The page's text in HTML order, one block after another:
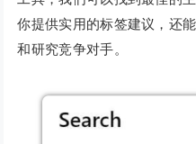
你提供实用的标签建议，还
和研究竞争对手。